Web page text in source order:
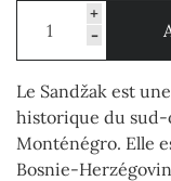
+
-
Le Sandžak est
historique du sud-
Monténégro. Elle
Bosnie-